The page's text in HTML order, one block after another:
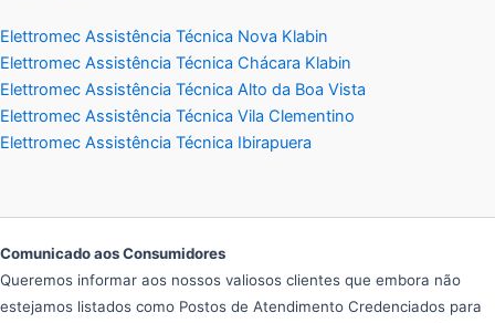
Elettromec Assistência Técnica Nova Klabin
Elettromec Assistência Técnica Chácara Klabin
Elettromec Assistência Técnica Alto da Boa Vista
Elettromec Assistência Técnica Vila Clementino
Elettromec Assistência Técnica Ibirapuera
Comunicado aos Consumidores
Queremos informar aos nossos valiosos clientes que embora não
estejamos listados como Postos de Atendimento Credenciados para